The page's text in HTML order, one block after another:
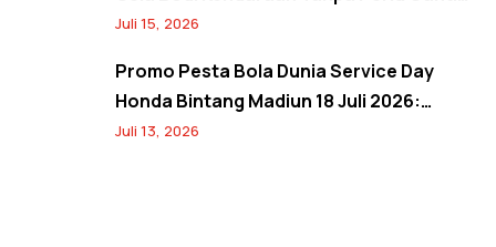
Panel
Juli 15, 2026
Promo Pesta Bola Dunia Service Day
Honda Bintang Madiun 18 Juli 2026:
Banjir Diskon Servis 20%, Oli 10%, Free
Juli 13, 2026